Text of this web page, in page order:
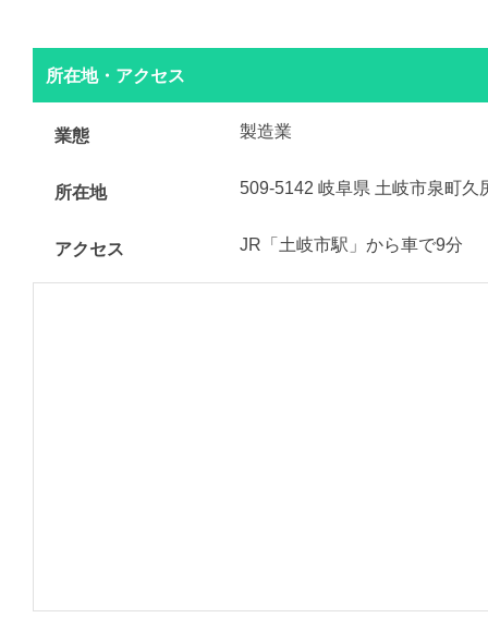
所在地・アクセス
業態 製造業
所在地 509-5142 岐阜県 土岐市泉町久
アクセス JR「土岐市駅」から車で9分